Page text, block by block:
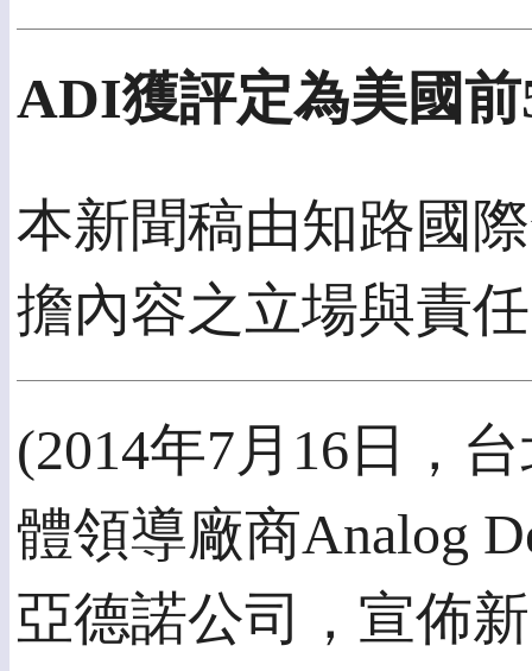
ADI獲評定為美國
本新聞稿由知路國
擔內容之立場與責
(2014年7月16日，
體領導廠商Analog
亞德諾公司，宣佈